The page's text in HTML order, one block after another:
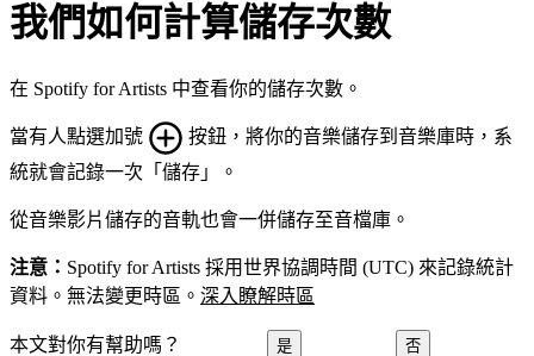
我們如何計算儲存次數
在 Spotify for Artists 中查看你的儲存次數。
當有人點選加號
按鈕，將你的音樂儲存到音樂庫時，系
統就會記錄一次「儲存」。
從音樂影片儲存的音軌也會一併儲存至音檔庫。
注意： Spotify for Artists 採用世界協調時間 (UTC) 來記錄統計
資料。無法變更時區。 深入瞭解時區
本文對你有幫助嗎？ 是 否